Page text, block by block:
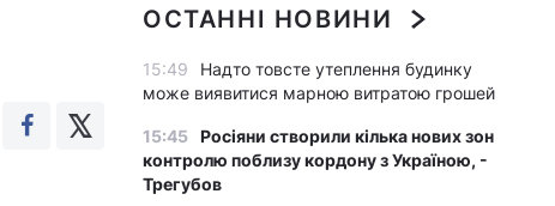
ОСТАННІ НОВИНИ
15:49
Надто товсте утеплення будинку
може виявитися марною витратою грошей
15:45 Росіяни створили кілька нових зон
контролю поблизу кордону з Україною, -
Трегубов